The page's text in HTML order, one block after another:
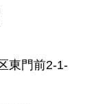
東門前2-1-